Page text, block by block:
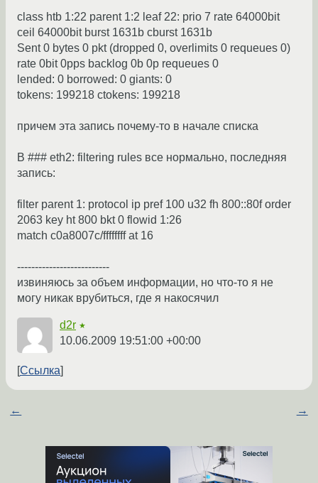
class htb 1:22 parent 1:2 leaf 22: prio 7 rate 64000bit
ceil 64000bit burst 1631b cburst 1631b
Sent 0 bytes 0 pkt (dropped 0, overlimits 0 requeues 0)
rate 0bit 0pps backlog 0b 0p requeues 0
lended: 0 borrowed: 0 giants: 0
tokens: 199218 ctokens: 199218
причем эта запись почему-то в начале списка
В ### eth2: filtering rules все нормально, последняя
запись:
filter parent 1: protocol ip pref 100 u32 fh 800::80f order
2063 key ht 800 bkt 0 flowid 1:26
match c0a8007c/ffffffff at 16
--------------------------
извиняюсь за объем информации, но что-то я не
могу никак врубиться, где я накосячил
d2r ★
10.06.2009 19:51:00 +00:00
Ссылка
← →